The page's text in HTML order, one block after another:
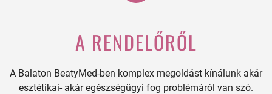
A RENDELŐRŐL
A Balaton BeatyMed-ben komplex megoldást kínálunk akár
esztétikai- akár egészségügyi fog problémáról van szó.